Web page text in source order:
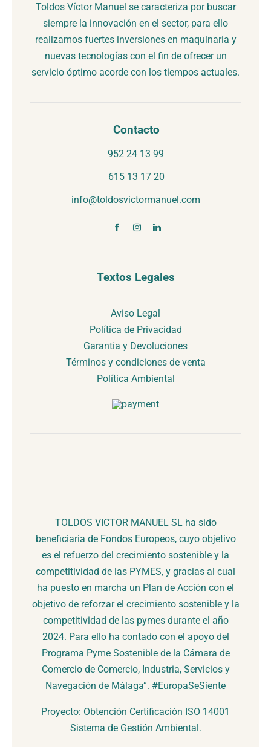
Toldos Víctor Manuel se caracteriza por buscar
siempre la innovación en el sector, para ello
realizamos fuertes inversiones en maquinaria y
nuevas tecnologías con el fin de ofrecer un
servicio óptimo acorde con los tiempos actuales.
Textos Legales
Aviso Legal
Política de Privacidad
Garantia y Devoluciones
Términos y condiciones de venta
Política Ambiental
Contacto
952 24 13 99
615 13 17 20
info@toldosvictormanuel.com
TOLDOS VICTOR MANUEL SL ha sido
beneficiaria de Fondos Europeos, cuyo objetivo
es el refuerzo del crecimiento sostenible y la
competitividad de las PYMES, y gracias al cual
ha puesto en marcha un Plan de Acción con el
objetivo de reforzar el crecimiento sostenible y la
competitividad de las pymes durante el año
2024. Para ello ha contado con el apoyo del
Programa Pyme Sostenible de la Cámara de
Comercio de Comercio, Industria, Servicios y
Navegación de Málaga”. #EuropaSeSiente
Proyecto: Obtención Certificación ISO 14001
Sistema de Gestión Ambiental.